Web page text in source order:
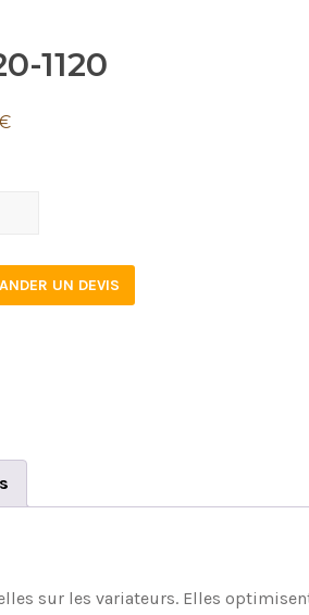
1120
UN DEVIS
sur les variateurs. Elles